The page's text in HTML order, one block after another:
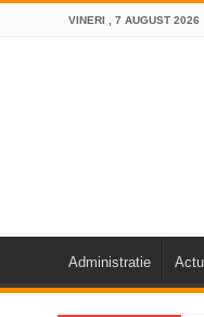
VINERI , 7 AUGUST 2026
Administratie